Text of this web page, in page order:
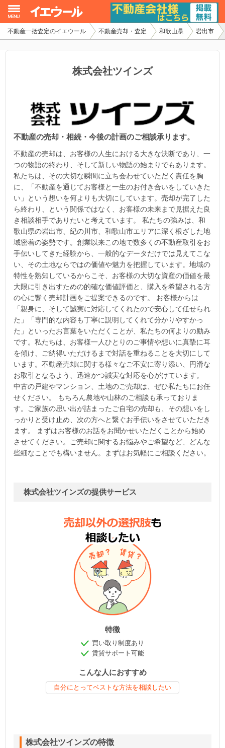
不動産一括査定のイエウール 不動産売却・査定 和歌山県 岩出市
株式会社ツインズ
不動産の売却・相続・今後の計画のご相談承ります。
不動産の売却は、お客様の人生における大きな決断であり、一
つの物語の終わり、そして新しい物語の始まりでもあります。
私たちは、その大切な瞬間に立ち会わせていただく責任を胸
に、「不動産を通じてお客様と一生のお付き合いをしていきた
い」という想いを何よりも大切にしています。売却が完了した
ら終わり、という関係ではなく、お客様の未来まで見据えた良
き相談相手でありたいと考えています。 私たちの強みは、和
歌山県の岩出市、紀の川市、和歌山市エリアに深く根ざした地
域密着の姿勢です。創業以来この地で数多くの不動産取引をお
手伝いしてきた経験から、一般的なデータだけでは見えてこな
い、その土地ならではの価値や魅力を把握しています。地域の
特性を熟知しているからこそ、お客様の大切な資産の価値を最
大限に引き出すための的確な価値評価と、購入を希望される方
の心に響く売却計画をご提案できるのです。 お客様からは
「親身に、そして誠実に対応してくれたので安心して任せられ
た」「専門的な内容も丁寧に説明してくれて分かりやすかっ
た」といったお言葉をいただくことが、私たちの何よりの励み
です。私たちは、お客様一人ひとりのご事情や想いに真摯に耳
を傾け、ご納得いただけるまで対話を重ねることを大切にして
います。不動産売却に関する様々なご不安に寄り添い、円滑な
お取引となるよう、迅速かつ誠実な対応を心がけています。
中古の戸建やマンション、土地のご売却は、ぜひ私たちにお任
せください。 もちろん農地や山林のご相談も承っておりま
す。ご家族の思い出が詰まったご自宅の売却も、その想いをし
っかりと受け止め、次の方へと繋ぐお手伝いをさせていただき
ます。 まずはお客様のお話をお聞かせいただくことから始め
させてください。ご売却に関するお悩みやご希望など、どんな
些細なことでも構いません。まずはお気軽にご相談ください。
株式会社ツインズの提供サービス
特徴
買い取り制度あり
賃貸サポート可能
こんな人におすすめ
自分にとってベストな方法を相談したい
株式会社ツインズの特徴
イエウール加盟希望の不動産会社様
不動産の売却・一括査定
家査定シミュレーター
お問い合わせ